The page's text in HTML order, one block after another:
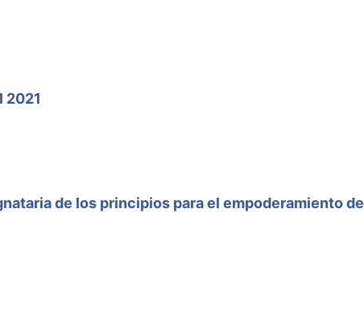
2021
de los principios para el empoderamiento de